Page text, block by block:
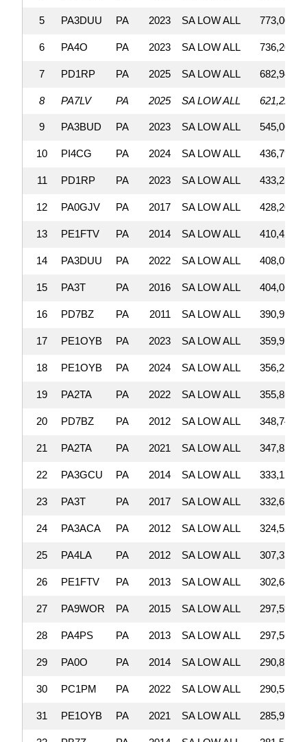
5 PA3DUU PA 2023 SA LOW ALL 773,000
6 PA4O PA 2023 SA LOW ALL 736,200
7 PD1RP PA 2025 SA LOW ALL 682,941
8 PA7LV PA 2025 SA LOW ALL 621,220
9 PA3BUD PA 2023 SA LOW ALL 545,002
10 PI4CG PA 2024 SA LOW ALL 436,792
11 PD1RP PA 2023 SA LOW ALL 433,251
12 PA0GJV PA 2017 SA LOW ALL 428,208
13 PE1FTV PA 2014 SA LOW ALL 410,424
14 PA3DUU PA 2022 SA LOW ALL 408,096
15 PA3T PA 2016 SA LOW ALL 404,061
16 PD7BZ PA 2011 SA LOW ALL 390,998
17 PE1OYB PA 2023 SA LOW ALL 359,910
18 PE1OYB PA 2024 SA LOW ALL 356,256
19 PA2TA PA 2022 SA LOW ALL 355,866
20 PD7BZ PA 2012 SA LOW ALL 348,749
21 PA2TA PA 2021 SA LOW ALL 347,853
22 PA3GCU PA 2014 SA LOW ALL 333,126
23 PA3T PA 2017 SA LOW ALL 332,652
24 PA3ACA PA 2012 SA LOW ALL 324,520
25 PA4LA PA 2012 SA LOW ALL 307,338
26 PE1FTV PA 2013 SA LOW ALL 302,640
27 PA9WOR PA 2015 SA LOW ALL 297,597
28 PA4PS PA 2013 SA LOW ALL 297,564
29 PA0O PA 2014 SA LOW ALL 290,875
30 PC1PM PA 2022 SA LOW ALL 290,570
31 PE1OYB PA 2021 SA LOW ALL 285,978